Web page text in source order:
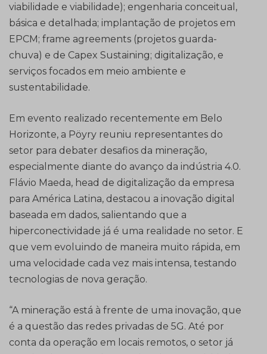
viabilidade e viabilidade); engenharia conceitual,
básica e detalhada; implantação de projetos em
EPCM; frame agreements (projetos guarda-
chuva) e de Capex Sustaining; digitalização, e
serviços focados em meio ambiente e
sustentabilidade.
Em evento realizado recentemente em Belo
Horizonte, a Pöyry reuniu representantes do
setor para debater desafios da mineração,
especialmente diante do avanço da indústria 4.0.
Flávio Maeda, head de digitalização da empresa
para América Latina, destacou a inovação digital
baseada em dados, salientando que a
hiperconectividade já é uma realidade no setor. E
que vem evoluindo de maneira muito rápida, em
uma velocidade cada vez mais intensa, testando
tecnologias de nova geração.
“A mineração está à frente de uma inovação, que
é a questão das redes privadas de 5G. Até por
conta da operação em locais remotos, o setor já